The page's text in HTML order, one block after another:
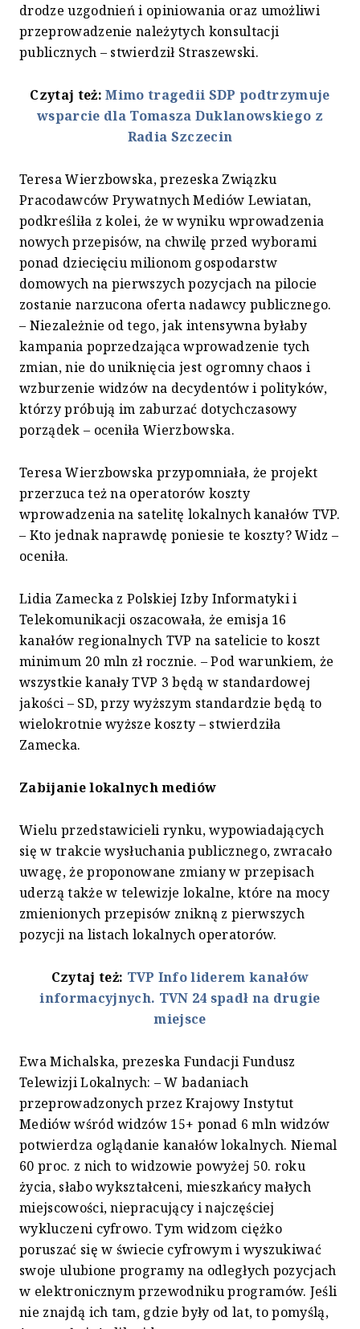
drodze uzgodnień i opiniowania oraz umożliwi
przeprowadzenie należytych konsultacji
publicznych – stwierdził Straszewski.
Czytaj też:Mimo tragedii SDP podtrzymuje
wsparcie dla Tomasza Duklanowskiego z
Radia Szczecin
Teresa Wierzbowska, prezeska Związku
Pracodawców Prywatnych Mediów Lewiatan,
podkreśliła z kolei, że w wyniku wprowadzenia
nowych przepisów, na chwilę przed wyborami
ponad dziecięciu milionom gospodarstw
domowych na pierwszych pozycjach na pilocie
zostanie narzucona oferta nadawcy publicznego.
– Niezależnie od tego, jak intensywna byłaby
kampania poprzedzająca wprowadzenie tych
zmian, nie do uniknięcia jest ogromny chaos i
wzburzenie widzów na decydentów i polityków,
którzy próbują im zaburzać dotychczasowy
porządek – oceniła Wierzbowska.
Teresa Wierzbowska przypomniała, że projekt
przerzuca też na operatorów koszty
wprowadzenia na satelitę lokalnych kanałów TVP.
– Kto jednak naprawdę poniesie te koszty? Widz –
oceniła.
Lidia Zamecka z Polskiej Izby Informatyki i
Telekomunikacji oszacowała, że emisja 16
kanałów regionalnych TVP na satelicie to koszt
minimum 20 mln zł rocznie. – Pod warunkiem, że
wszystkie kanały TVP 3 będą w standardowej
jakości – SD, przy wyższym standardzie będą to
wielokrotnie wyższe koszty – stwierdziła
Zamecka.
Zabijanie lokalnych mediów
Wielu przedstawicieli rynku, wypowiadających
się w trakcie wysłuchania publicznego, zwracało
uwagę, że proponowane zmiany w przepisach
uderzą także w telewizje lokalne, które na mocy
zmienionych przepisów znikną z pierwszych
pozycji na listach lokalnych operatorów.
Czytaj też: TVP Info liderem kanałów
informacyjnych. TVN 24 spadł na drugie
miejsce
Ewa Michalska, prezeska Fundacji Fundusz
Telewizji Lokalnych: – W badaniach
przeprowadzonych przez Krajowy Instytut
Mediów wśród widzów 15+ ponad 6 mln widzów
potwierdza oglądanie kanałów lokalnych. Niemal
60 proc. z nich to widzowie powyżej 50. roku
życia, słabo wykształceni, mieszkańcy małych
miejscowości, niepracujący i najczęściej
wykluczeni cyfrowo. Tym widzom ciężko
poruszać się w świecie cyfrowym i wyszukiwać
swoje ulubione programy na odległych pozycjach
w elektronicznym przewodniku programów. Jeśli
nie znajdą ich tam, gdzie były od lat, to pomyślą,